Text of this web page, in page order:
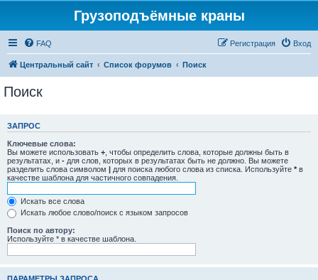
Грузоподъёмные краны
FAQ Вход
Регистрация
Центральный сайт Список форумов Поиск
Поиск
ЗАПРОС
Ключевые слова:
Вы можете использовать + , чтобы определить слова, которые должны быть в
результатах, и - для слов, которых в результатах быть не должно. Вы можете
разделить слова символом | для поиска любого слова из списка. Используйте * в
качестве шаблона для частичного совпадения.
Искать все слова
Искать любое слово/поиск с языком запросов
Поиск по автору:
Используйте * в качестве шаблона.